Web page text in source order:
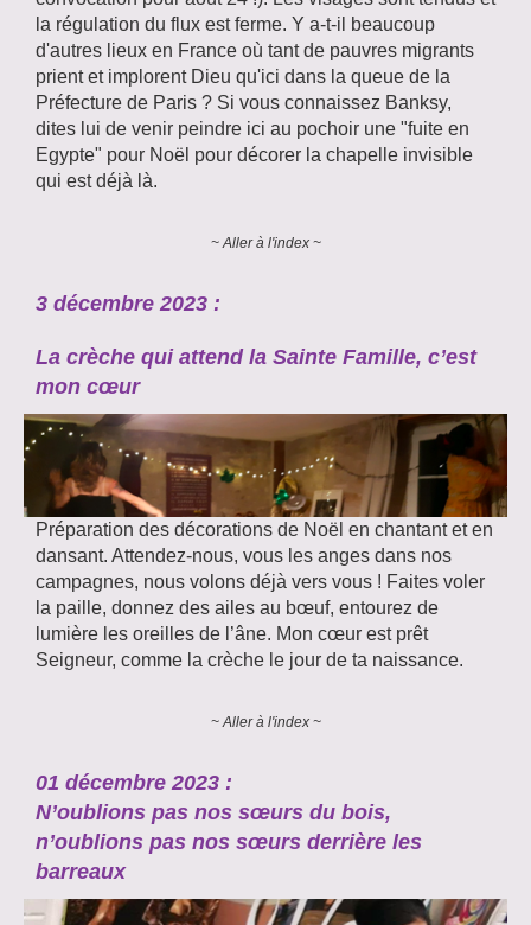
la régulation du flux est ferme. Y a-t-il beaucoup
d'autres lieux en France où tant de pauvres migrants
prient et implorent Dieu qu'ici dans la queue de la
Préfecture de Paris ? Si vous connaissez Banksy,
dites lui de venir peindre ici au pochoir une "fuite en
Egypte" pour Noël pour décorer la chapelle invisible
qui est déjà là.
~ Aller à l'index ~
3 décembre 2023 :
La crèche qui attend la Sainte Famille, c’est
mon cœur
Préparation des décorations de Noël en chantant et en
dansant. Attendez-nous, vous les anges dans nos
campagnes, nous volons déjà vers vous ! Faites voler
la paille, donnez des ailes au bœuf, entourez de
lumière les oreilles de l’âne. Mon cœur est prêt
Seigneur, comme la crèche le jour de ta naissance.
~ Aller à l'index ~
01 décembre 2023 :
N’oublions pas nos sœurs du bois,
n’oublions pas nos sœurs derrière les
barreaux